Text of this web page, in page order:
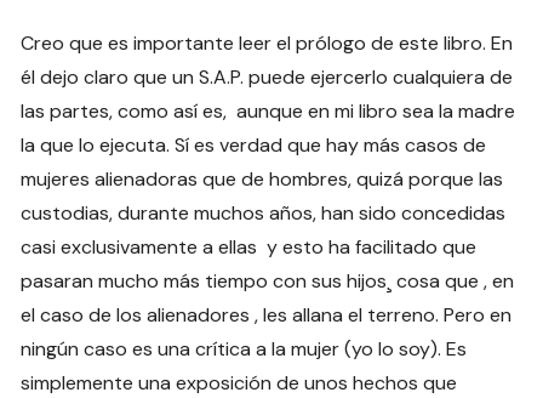
Creo que es importante leer el prólogo de este libro. En
él dejo claro que un S.A.P. puede ejercerlo cualquiera de
las partes, como así es, aunque en mi libro sea la madre
la que lo ejecuta. Sí es verdad que hay más casos de
mujeres alienadoras que de hombres, quizá porque las
custodias, durante muchos años, han sido concedidas
casi exclusivamente a ellas y esto ha facilitado que
pasaran mucho más tiempo con sus hijos¸ cosa que , en
el caso de los alienadores , les allana el terreno. Pero en
ningún caso es una crítica a la mujer (yo lo soy). Es
simplemente una exposición de unos hechos que